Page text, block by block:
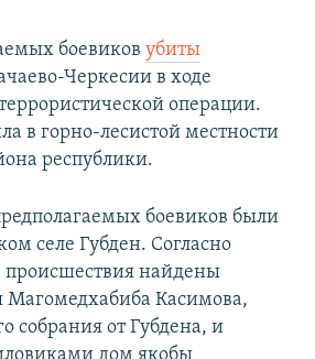
боевиков убиты
Черкесии в ходе
операции.
в горно-лесистой местности
республики.
боевиков были
селе Губден. Согласно
происшествия найдены
Касимова,
собрания от Губдена, и